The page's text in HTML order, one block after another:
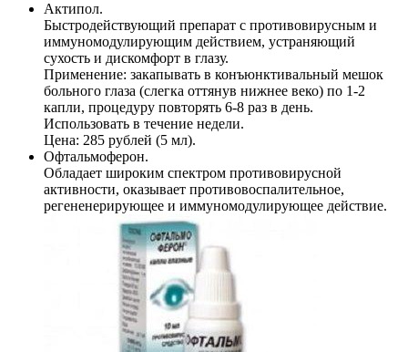
Актипол.
Быстродействующий препарат с противовирусным и
иммуномодулирующим действием, устраняющий
сухость и дискомфорт в глазу.
Применение: закапывать в конъюнктивальный мешок
больного глаза (слегка оттянув нижнее веко) по 1-2
капли, процедуру повторять 6-8 раз в день.
Использовать в течение недели.
Цена: 285 рублей (5 мл).
Офтальмоферон.
Обладает широким спектром противовирусной
активности, оказывает противовоспалительное,
регененерирующее и иммуномодулирующее действие.